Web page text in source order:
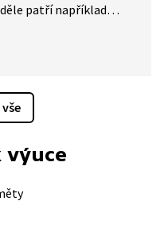
patří například
výuce